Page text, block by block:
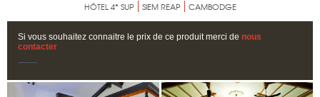
HÔTEL 4* SUP SIEM REAP CAMBODGE
Si vous souhaitez connaitre le prix de ce produit merci de nous
contacter